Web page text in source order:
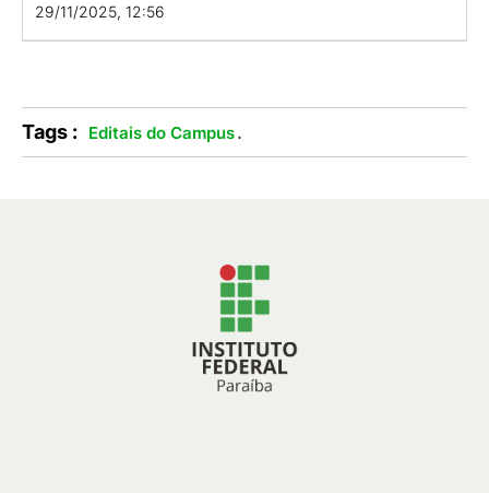
29/11/2025, 12:56
Tags : Editais do Campus.